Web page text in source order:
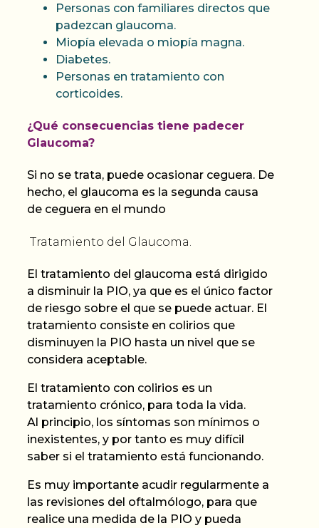
Personas con familiares directos que
padezcan glaucoma.
Miopía elevada o miopía magna.
Diabetes.
Personas en tratamiento con
corticoides.
¿Qué consecuencias tiene padecer
Glaucoma?
Si no se trata, puede ocasionar ceguera. De
hecho, el glaucoma es la segunda causa
de ceguera en el mundo
Tratamiento del Glaucoma.
El tratamiento del glaucoma está dirigido
a disminuir la PIO, ya que es el único factor
de riesgo sobre el que se puede actuar. El
tratamiento consiste en colirios que
disminuyen la PIO hasta un nivel que se
considera aceptable.
El tratamiento con colirios es un
tratamiento crónico, para toda la vida.
Al principio, los síntomas son mínimos o
inexistentes, y por tanto es muy difícil
saber si el tratamiento está funcionando.
Es muy importante acudir regularmente a
las revisiones del oftalmólogo, para que
realice una medida de la PIO y pueda